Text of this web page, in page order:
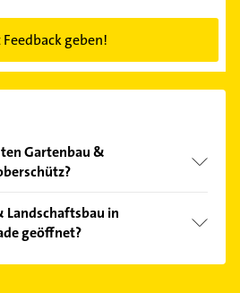
geben!
Gartenbau &
profitieren Sie von den
können Sie sich
sortiert anzeigen lassen.
Landschaftsbau in
geöffnet?
Sie alleÖffnungszeiten.